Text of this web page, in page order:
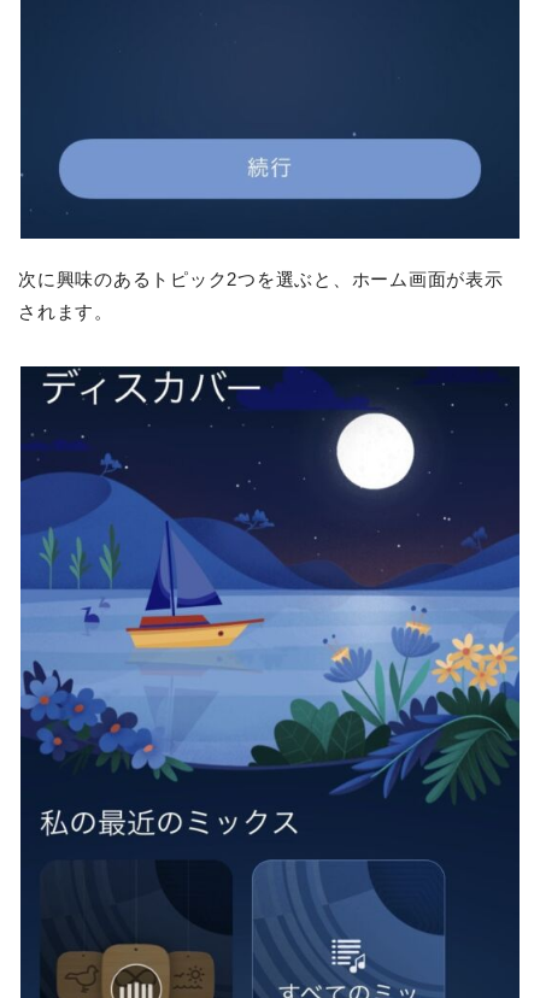
次に興味のあるトピック2つを選ぶと、ホーム画面が表示
されます。